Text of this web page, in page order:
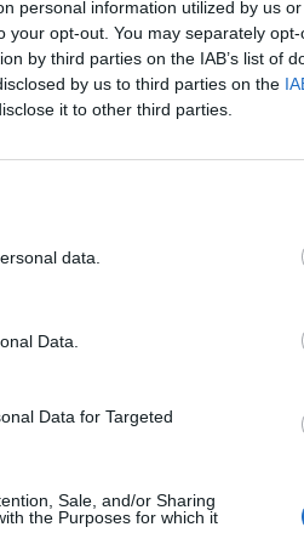
personal information utilized by us
your opt-out. You may separately
by third parties on the IAB’s list of
by us to third parties on the
it to other third parties.
data.
Data.
Data for Targeted
Sale, and/or Sharing
the Purposes for which it
a Come States?
e la strategia